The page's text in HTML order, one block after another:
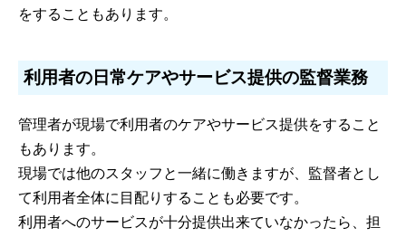
をすることもあります。
利用者の日常ケアやサービス提供の監督業務
管理者が現場で利用者のケアやサービス提供をすること
もあります。
現場では他のスタッフと一緒に働きますが、監督者とし
て利用者全体に目配りすることも必要です。
利用者へのサービスが十分提供出来ていなかったら、担